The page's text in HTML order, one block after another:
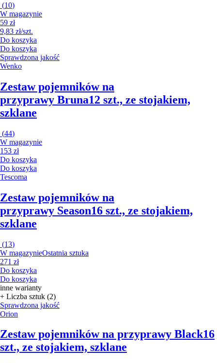
(10)
W magazynie
59 zł
9,83 zł/szt.
Do koszyka
Do koszyka
Sprawdzona jakość
Wenko
Zestaw pojemników na
przyprawy Bruna12 szt., ze stojakiem,
szklane
(44)
W magazynie
153 zł
Do koszyka
Do koszyka
Tescoma
Zestaw pojemników na
przyprawy Season16 szt., ze stojakiem,
szklane
(13)
W magazynieOstatnia sztuka
271 zł
Do koszyka
Do koszyka
inne warianty
+ Liczba sztuk (2)
Sprawdzona jakość
Orion
Zestaw pojemników na przyprawy Black16
szt., ze stojakiem, szklane